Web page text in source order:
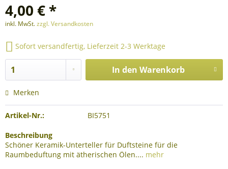
4,00 € *
inkl. MwSt.zzgl. Versandkosten
Sofort versandfertig, Lieferzeit 2-3 Werktage
In den Warenkorb
Merken
Artikel-Nr.: BI5751
Beschreibung
Schöner Keramik-Unterteller für Duftsteine für die
Raumbeduftung mit ätherischen Ölen.... mehr